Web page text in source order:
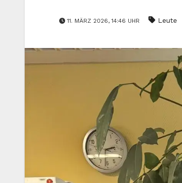
11. MÄRZ 2026, 14:46 UHR Leute